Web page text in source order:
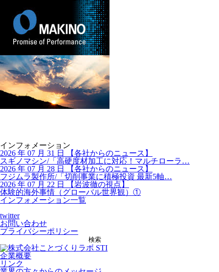
インフォメーション
2026 年 07 月 31 日
【各社からのニュース】
スギノマシン/「高硬度材加工に対応！マルチローラ…
2026 年 07 月 28 日
【各社からのニュース】
フジムラ製作所/「切削事業に積極投資 最新5軸…
2026 年 07 月 22 日
【岩波徹の視点】
体験的海外事情（グローバル世界観）①
インフォメーション一覧
twitter
お問い合わせ
プライバシーポリシー
検索
企業概要
リンク